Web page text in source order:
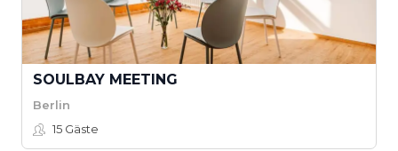
SOULBAY MEETING
Berlin
15 Gäste